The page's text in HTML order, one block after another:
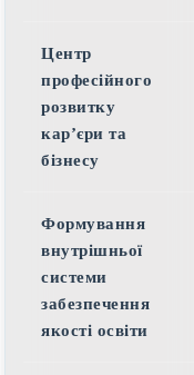
Центр
професійного
розвитку
кар’єри та
бізнесу
Формування
внутрішньої
системи
забезпечення
якості освіти